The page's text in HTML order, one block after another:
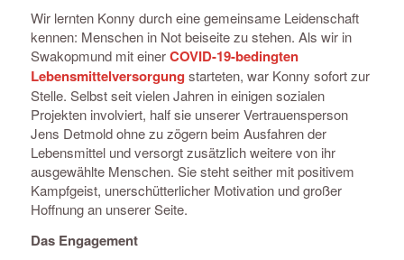
Wir lernten Konny durch eine gemeinsame Leidenschaft
kennen: Menschen in Not beiseite zu stehen. Als wir in
Swakopmund mit einerCOVID-19-bedingten
Lebensmittelversorgung starteten, war Konny sofort zur
Stelle. Selbst seit vielen Jahren in einigen sozialen
Projekten involviert, half sie unserer Vertrauensperson
Jens Detmold ohne zu zögern beim Ausfahren der
Lebensmittel und versorgt zusätzlich weitere von ihr
ausgewählte Menschen. Sie steht seither mit positivem
Kampfgeist, unerschütterlicher Motivation und großer
Hoffnung an unserer Seite.
Das Engagement